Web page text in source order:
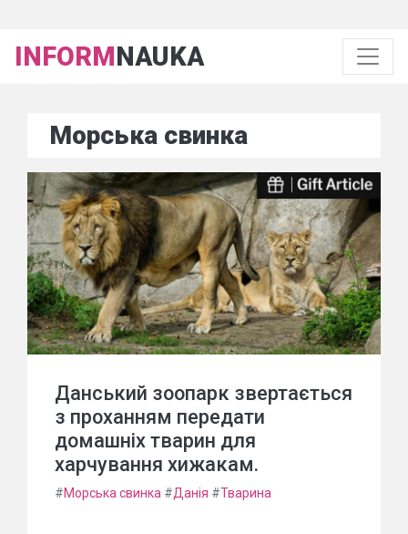
INFORMNAUKA
Морська свинка
Данський зоопарк звертається
з проханням передати
домашніх тварин для
харчування хижакам.
#Морська свинка #Данія #Тварина